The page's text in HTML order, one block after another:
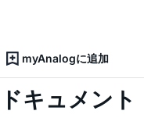
myAnalogに追加
ドキュメント